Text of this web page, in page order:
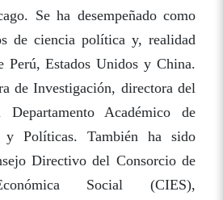
Se ha desempeñado como
de ciencia política y, realidad
Estados Unidos y China.
de Investigación, directora del
Académico de
y Políticas. También ha sido
Directivo del Consorcio de
Social (CIES),